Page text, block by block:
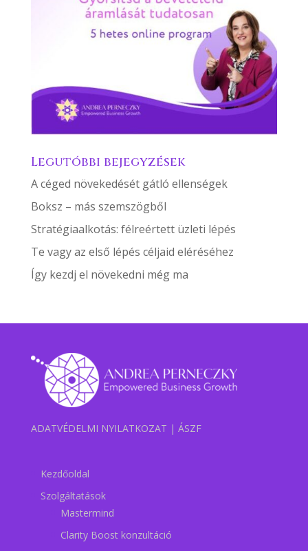
Legutóbbi bejegyzések
A céged növekedését gátló ellenségek
Boksz – más szemszögből
Stratégiaalkotás: félreértett üzleti lépés
Te vagy az első lépés céljaid eléréséhez
Így kezdj el növekedni még ma
ADATVÉDELMI NYILATKOZAT | ÁSZF
Kezdőoldal
Szolgáltatások
Mastermind
Clarity Boost konzultáció